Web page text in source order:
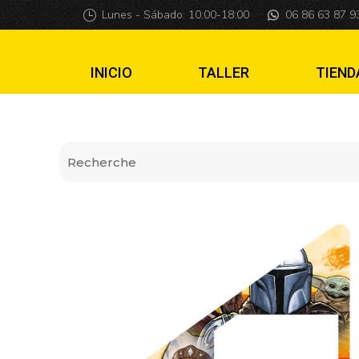
Insider premium
Lunes - Sábado: 10:00-18:00 06 86 63 87
INICIO TALLER